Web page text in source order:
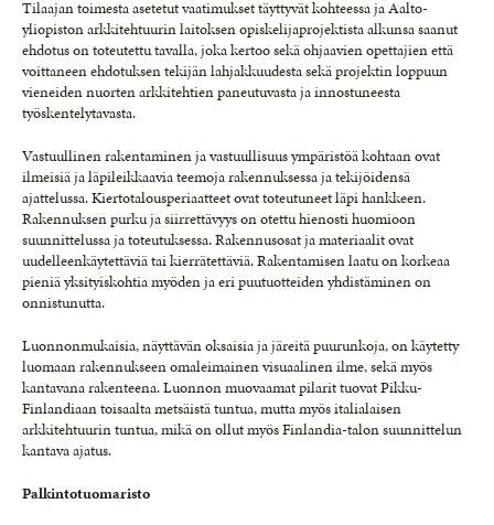
Tilaajan toimesta asetetut vaatimukset täyttyvät kohteessa ja Aalto-
yliopiston arkkitehtuurin laitoksen opiskelijaprojektista alkunsa saanut
ehdotus on toteutettu tavalla, joka kertoo sekä ohjaavien opettajien että
voittaneen ehdotuksen tekijän lahjakkuudesta sekä projektin loppuun
vieneiden nuorten arkkitehtien paneutuvasta ja innostuneesta
työskentelytavasta.
Vastuullinen rakentaminen ja vastuullisuus ympäristöä kohtaan ovat
ilmeisiä ja läpileikkaavia teemoja rakennuksessa ja tekijöidensä
ajattelussa. Kiertotalousperiaatteet ovat toteutuneet läpi hankkeen.
Rakennuksen purku ja siirrettävyys on otettu hienosti huomioon
suunnittelussa ja toteutuksessa. Rakennusosat ja materiaalit ovat
uudelleenkäytettäviä tai kierrätettäviä. Rakentamisen laatu on korkeaa
pieniä yksityiskohtia myöden ja eri puutuotteiden yhdistäminen on
onnistunutta.
Luonnonmukaisia, näyttävän oksaisia ja järeitä puurunkoja, on käytetty
luomaan rakennukseen omaleimainen visuaalinen ilme, sekä myös
kantavana rakenteena. Luonnon muovaamat pilarit tuovat Pikku-
Finlandiaan toisaalta metsäistä tuntua, mutta myös italialaisen
arkkitehtuurin tuntua, mikä on ollut myös Finlandia-talon suunnittelun
kantava ajatus.
Palkintotuomaristo